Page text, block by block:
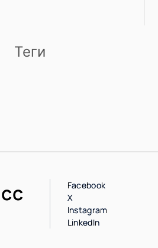
Теги
Facebook
X
Instagram
LinkedIn